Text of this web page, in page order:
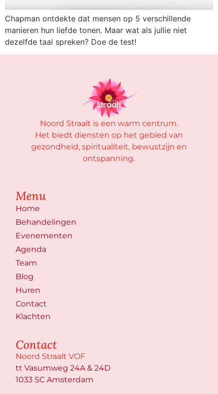
Chapman ontdekte dat mensen op 5 verschillende
manieren hun liefde tonen. Maar wat als jullie niet
dezelfde taal spreken? Doe de test!
Noord Straalt is een warm centrum.
Het biedt diensten op het gebied van
gezondheid, spiritualiteit, bewustzijn en
ontspanning.
Menu
Home
Behandelingen
Evenementen
Agenda
Team
Blog
Huren
Contact
Klachten
Contact
Noord Straalt VOF
tt Vasumweg 24A & 24D
1033 SC Amsterdam